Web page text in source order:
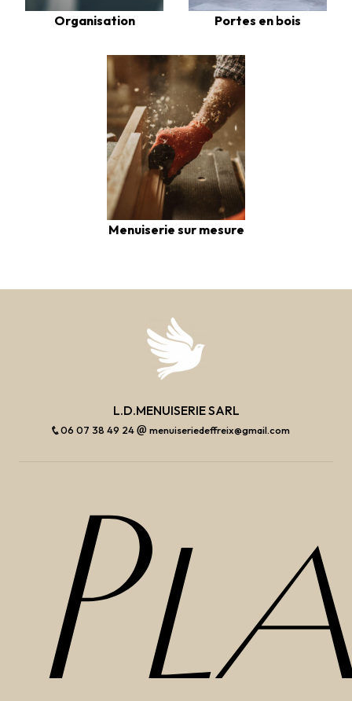
Organisation Portes en bois
Menuiserie sur mesure
L.D.MENUISERIE SARL
06 07 38 49 24 menuiseriedeffreix@gmail.com